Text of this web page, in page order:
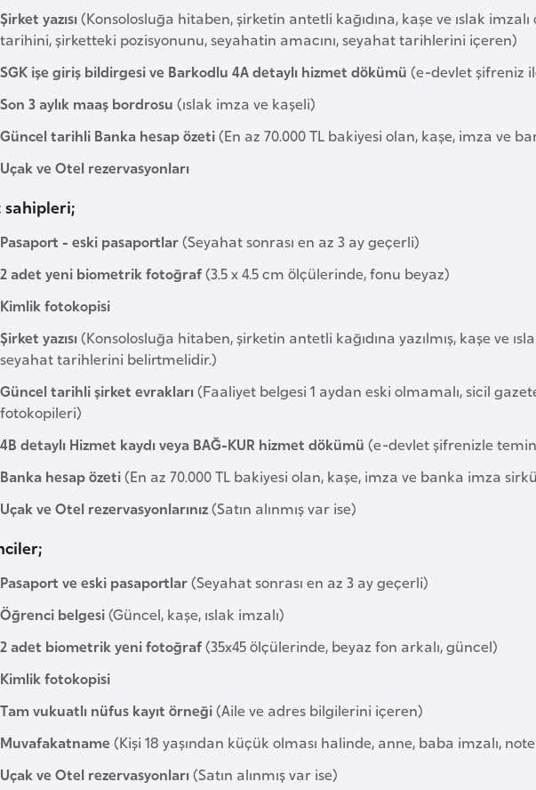
Şirket yazısı(Konsolosluğa hitaben, şirketin antetli kağıdına, kaşe ve ıslak
tarihini, şirketteki pozisyonunu, seyahatin amacını, seyahat tarihlerini içeren)
SGK işe giriş bildirgesi ve Barkodlu 4A detaylı hizmet dökümü (e-devlet şifreniz
Son 3 aylık maaş bordrosu (ıslak imza ve kaşeli)
Güncel tarihli Banka hesap özeti(En az 70.000 TL bakiyesi olan, kaşe, imza ve
Uçak ve Otel rezervasyonları
sahipleri;
Pasaport - eski pasaportlar(Seyahat sonrası en az 3 ay geçerli)
2 adet yeni biometrik fotoğraf(3.5 x 4.5 cm ölçülerinde, fonu beyaz)
Kimlik fotokopisi
Şirket yazısı(Konsolosluğa hitaben, şirketin antetli kağıdına yazılmış, kaşe ve
seyahat tarihlerini belirtmelidir.)
Güncel tarihli şirket evrakları(Faaliyet belgesi 1 aydan eski olmamalı, sicil
fotokopileri)
4B detaylı Hizmet kaydı veya BAĞ-KUR hizmet dökümü (e-devlet şifrenizle
Banka hesap özeti(En az 70.000 TL bakiyesi olan, kaşe, imza ve banka imza
Uçak ve Otel rezervasyonlarınız(Satın alınmış var ise)
Pasaport ve eski pasaportlar(Seyahat sonrası en az 3 ay geçerli)
Öğrenci belgesi(Güncel, kaşe, ıslak imzalı)
2 adet biometrik yeni fotoğraf(35x45 ölçülerinde, beyaz fon arkalı, güncel)
Kimlik fotokopisi
Tam vukuatlı nüfus kayıt örneği(Aile ve adres bilgilerini içeren)
Muvafakatname (Kişi 18 yaşından küçük olması halinde, anne, baba imzalı,
Uçak ve Otel rezervasyonları(Satın alınmış var ise)